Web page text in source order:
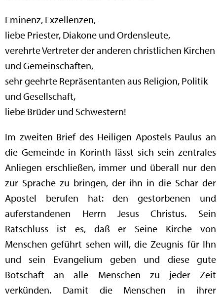
Eminenz, Exzellenzen,
liebe Priester, Diakone und Ordensleute,
verehrte Vertreter der anderen christlichen Kirchen
und Gemeinschaften,
sehr geehrte Repräsentanten aus Religion, Politik
und Gesellschaft,
liebe Brüder und Schwestern!
Im zweiten Brief des Heiligen Apostels Paulus an
die Gemeinde in Korinth lässt sich sein zentrales
Anliegen erschließen, immer und überall nur den
zur Sprache zu bringen, der ihn in die Schar der
Apostel berufen hat: den gestorbenen und
auferstandenen Herrn Jesus Christus. Sein
Ratschluss ist es, daß er Seine Kirche von
Menschen geführt sehen will, die Zeugnis für Ihn
und sein Evangelium geben und diese gute
Botschaft an alle Menschen zu jeder Zeit
verkünden. Damit die Menschen in ihrer